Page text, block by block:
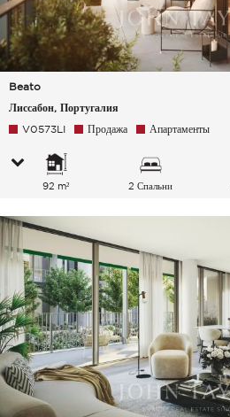
Beato
Лиссабон, Португалия
V0573LI Продажа Апартаменты
92 m² 2 Спальни